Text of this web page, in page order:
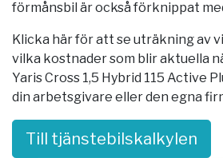
förmånsbil är också förknippat
Klicka här för att se uträkning av
vilka kostnader som blir aktuella
Yaris Cross 1,5 Hybrid 115 Active
din arbetsgivare eller den egna
Till tjänstebilskalkylen